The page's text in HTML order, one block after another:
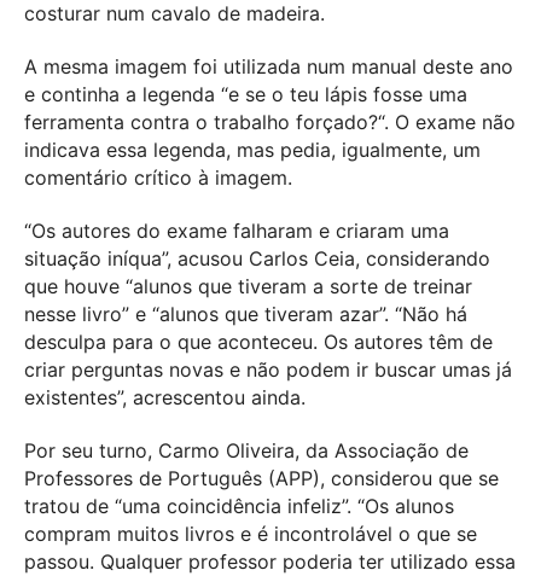
costurar num cavalo de madeira.
A mesma imagem foi utilizada num manual deste ano
e continha a legenda “e se o teu lápis fosse uma
ferramenta contra o trabalho forçado?“. O exame não
indicava essa legenda, mas pedia, igualmente, um
comentário crítico à imagem.
“Os autores do exame falharam e criaram uma
situação iníqua”, acusou Carlos Ceia, considerando
que houve “alunos que tiveram a sorte de treinar
nesse livro” e “alunos que tiveram azar”. “Não há
desculpa para o que aconteceu. Os autores têm de
criar perguntas novas e não podem ir buscar umas já
existentes”, acrescentou ainda.
Por seu turno, Carmo Oliveira, da Associação de
Professores de Português (APP), considerou que se
tratou de “uma coincidência infeliz”. “Os alunos
compram muitos livros e é incontrolável o que se
passou. Qualquer professor poderia ter utilizado essa